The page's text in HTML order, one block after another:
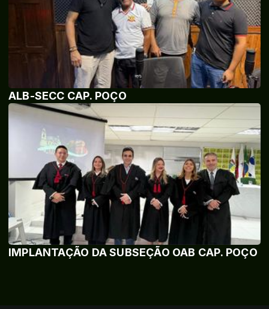
ALB-SECC CAP. POÇO
IMPLANTAÇÃO DA SUBSEÇÃO OAB CAP. POÇO